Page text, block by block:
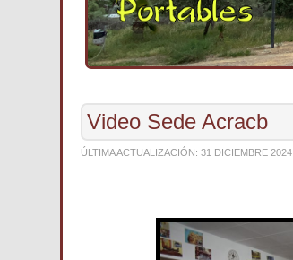
Video Sede Acracb
ÚLTIMA ACTUALIZACIÓN: 31 DICIEMBRE 2024